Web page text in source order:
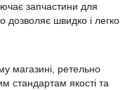
запчастини для
дозволяє швидко і легко
магазині, ретельно
стандартам якості та